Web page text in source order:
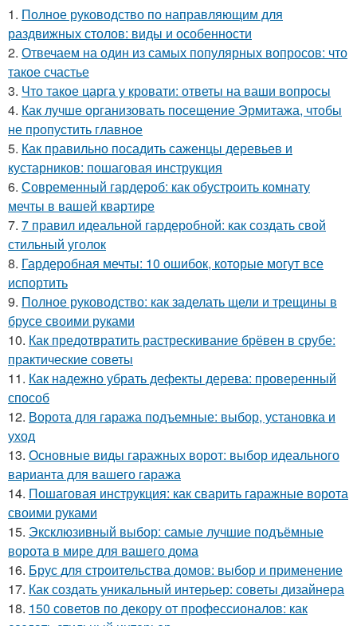
1. Полное руководство по направляющим для
раздвижных столов: виды и особенности
2. Отвечаем на один из самых популярных вопросов: что
такое счастье
3. Что такое царга у кровати: ответы на ваши вопросы
4. Как лучше организовать посещение Эрмитажа, чтобы
не пропустить главное
5. Как правильно посадить саженцы деревьев и
кустарников: пошаговая инструкция
6. Современный гардероб: как обустроить комнату
мечты в вашей квартире
7. 7 правил идеальной гардеробной: как создать свой
стильный уголок
8. Гардеробная мечты: 10 ошибок, которые могут все
испортить
9. Полное руководство: как заделать щели и трещины в
брусе своими руками
10. Как предотвратить растрескивание брёвен в срубе:
практические советы
11. Как надежно убрать дефекты дерева: проверенный
способ
12. Ворота для гаража подъемные: выбор, установка и
уход
13. Основные виды гаражных ворот: выбор идеального
варианта для вашего гаража
14. Пошаговая инструкция: как сварить гаражные ворота
своими руками
15. Эксклюзивный выбор: самые лучшие подъёмные
ворота в мире для вашего дома
16. Брус для строительства домов: выбор и применение
17. Как создать уникальный интерьер: советы дизайнера
18. 150 советов по декору от профессионалов: как